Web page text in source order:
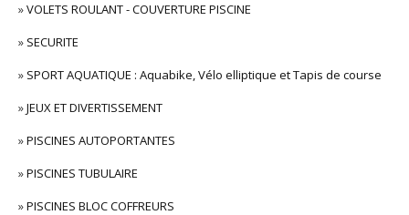
»VOLETS ROULANT - COUVERTURE PISCINE
» SECURITE
» SPORT AQUATIQUE : Aquabike, Vélo elliptique et Tapis de course
»JEUX ET DIVERTISSEMENT
»PISCINES AUTOPORTANTES
»PISCINES TUBULAIRE
»PISCINES BLOC COFFREURS